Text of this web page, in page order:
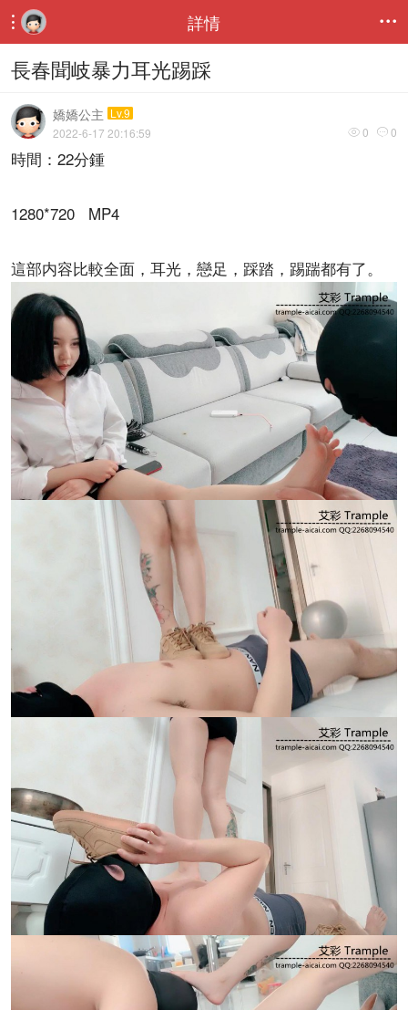
 詳情 
長春聞岐暴力耳光踢踩
嬌嬌公主 Lv.9
 0  0
2022-6-17 20:16:59
時間：22分鍾
1280*720 MP4
這部内容比較全面，耳光，戀足，踩踏，踢踹都有了。